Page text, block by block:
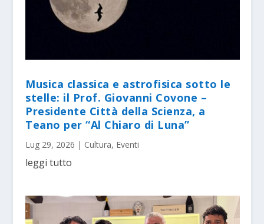
Musica classica e astrofisica sotto le
stelle: il Prof. Giovanni Covone –
Presidente Città della Scienza, a
Teano per “Al Chiaro di Luna”
Lug 29, 2026 | Cultura, Eventi
leggi tutto